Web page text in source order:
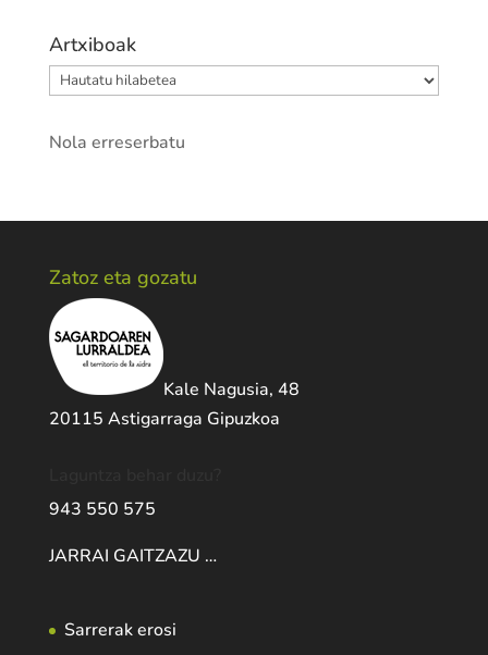
Artxiboak
Artxiboak
Nola erreserbatu
Zatoz eta gozatu
Kale Nagusia, 48
20115 Astigarraga Gipuzkoa
943 550 575
JARRAI GAITZAZU …
Sarrerak erosi